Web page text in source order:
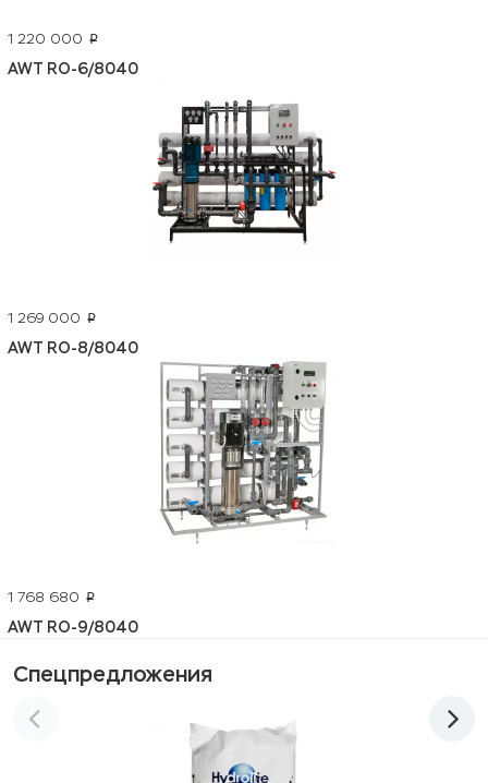
1 220 000 p
AWT RO-6/8040
1 269 000 p
AWT RO-8/8040
1 768 680 p
AWT RO-9/8040
Спецпредложения